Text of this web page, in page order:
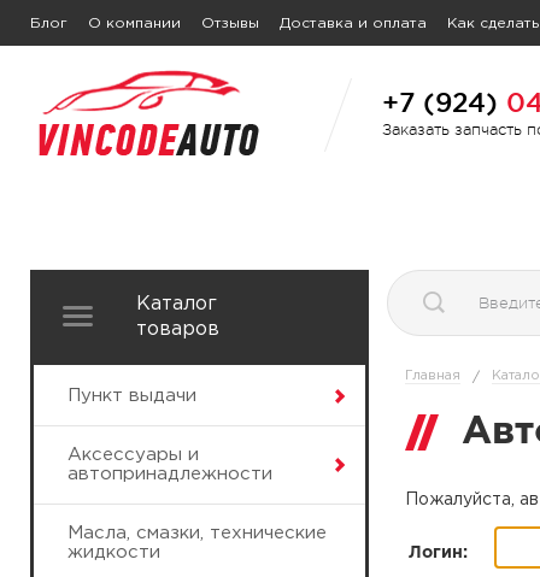
Блог О компании Отзывы Доставка и оплата Как
+7 (924)
Заказать запчасть
Каталог
товаров
Пункт выдачи
Аксессуары и
автопринадлежности
Масла, смазки, технические
жидкости
Главная /
Пожалуйста,
Логин: